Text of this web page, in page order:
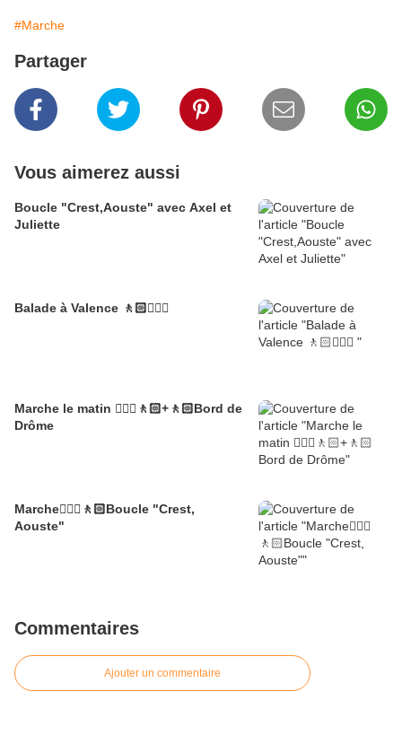
#Marche
Partager
Vous aimerez aussi
Boucle "Crest,Aouste" avec Axel et
Juliette
Balade à Valence 🚶🏻🚶🏼‍♂️
Marche le matin 🚶🏼‍♂️🚶🏻+🚶🏻Bord de
Drôme
Marche🚶🏼‍♂️🚶🏻Boucle "Crest,
Aouste"
Commentaires
Ajouter un commentaire